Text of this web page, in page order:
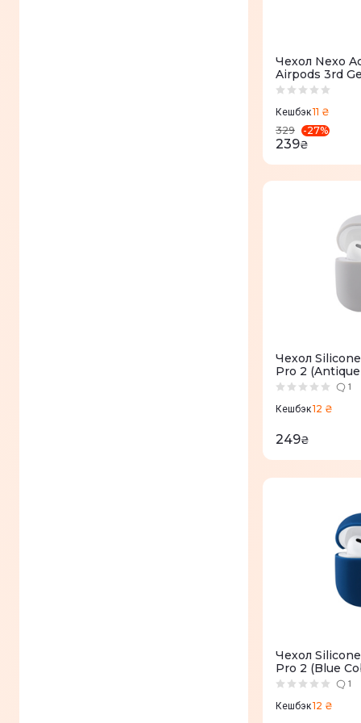
Чехол Nexo
Airpods 3rd
Hooks
Кешбэк11 ₴
329
-27%
239₴
Чехол
Pro 2
1
Кешбэк12 ₴
249₴
Чехол
Pro 2 (Blue
1
Кешбэк12 ₴